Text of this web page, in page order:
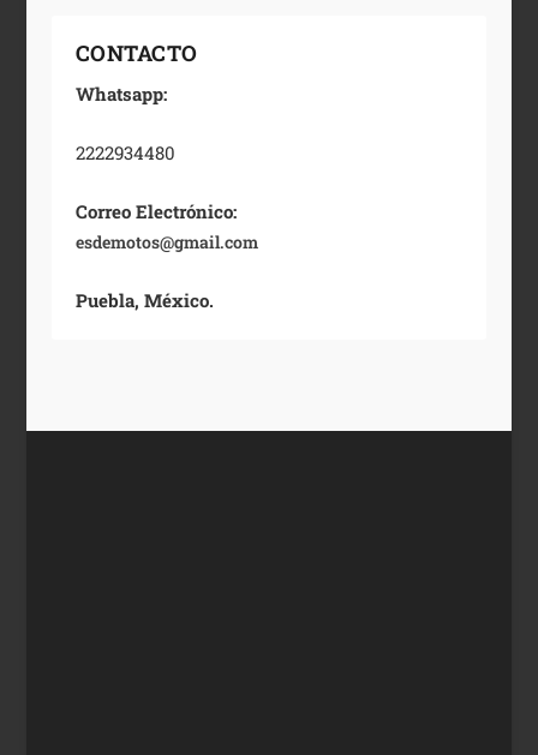
CONTACTO
Whatsapp:
2222934480
Correo Electrónico:
esdemotos@gmail.com
Puebla, México.